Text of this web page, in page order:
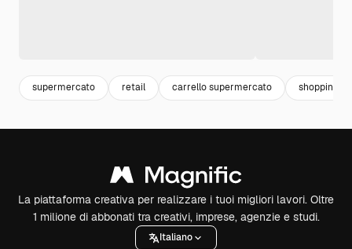
supermercato retail carrello supermercato shopping
La piattaforma creativa per realizzare i tuoi migliori lavori. Oltre
1 milione di abbonati tra creativi, imprese, agenzie e studi.
Italiano